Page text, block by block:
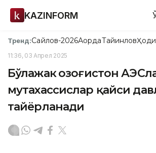
KAZINFORM
Тренд:Сайлов-2026АқордаТайинлов
11:36, 03 Апрел 2025
Бўлажак Қозоғистон
мутахассислар қайси
тайёрланади